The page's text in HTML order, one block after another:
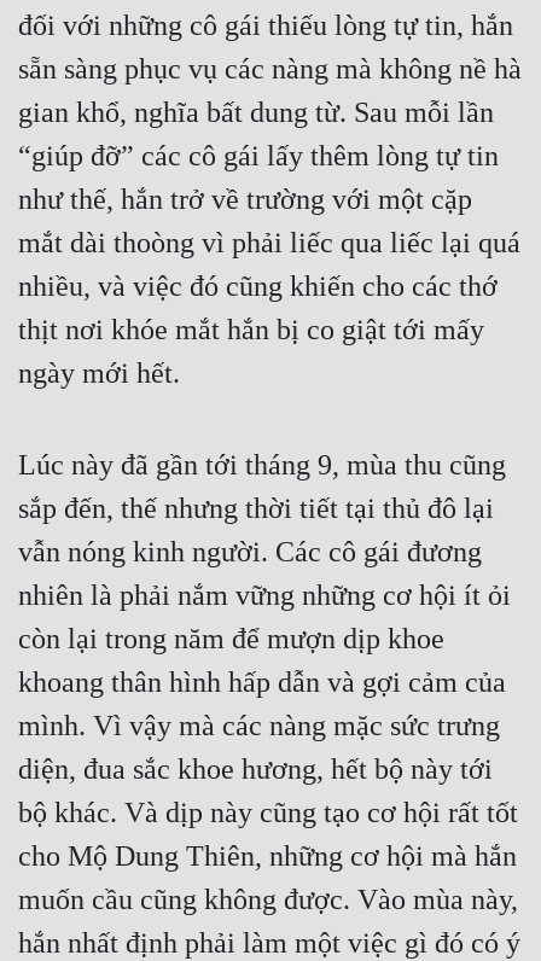
Kỳ Ảo
Linh Dị
Làm Giàu
Lịch Sử
Mưu Mô
Mạt Thế
Mỹ Thực
Ngôn Tình
Nữ Phụ
Phong Thủy - Tâm Linh
Phương Tây
Phản Phái
Quan Trường
Quân Sự
Sảng Văn
đối với những cô gái thiếu lòng tự tin, hắn
sẵn sàng phục vụ các nàng mà không nề hà
gian khổ, nghĩa bất dung từ. Sau mỗi lần
“giúp đỡ” các cô gái lấy thêm lòng tự tin
như thế, hắn trở về trường với một cặp
mắt dài thoòng vì phải liếc qua liếc lại quá
nhiều, và việc đó cũng khiến cho các thớ
thịt nơi khóe mắt hắn bị co giật tới mấy
ngày mới hết.
Lúc này đã gần tới tháng 9, mùa thu cũng
sắp đến, thế nhưng thời tiết tại thủ đô lại
vẫn nóng kinh người. Các cô gái đương
nhiên là phải nắm vững những cơ hội ít ỏi
còn lại trong năm để mượn dịp khoe
khoang thân hình hấp dẫn và gợi cảm của
mình. Vì vậy mà các nàng mặc sức trưng
diện, đua sắc khoe hương, hết bộ này tới
bộ khác. Và dịp này cũng tạo cơ hội rất tốt
cho Mộ Dung Thiên, những cơ hội mà hắn
muốn cầu cũng không được. Vào mùa này,
hắn nhất định phải làm một việc gì đó có ý